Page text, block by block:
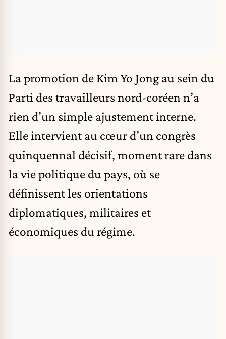
La promotion de Kim Yo Jong au sein du
Parti des travailleurs nord-coréen n’a
rien d’un simple ajustement interne.
Elle intervient au cœur d’un congrès
quinquennal décisif, moment rare dans
la vie politique du pays, où se
définissent les orientations
diplomatiques, militaires et
économiques du régime.